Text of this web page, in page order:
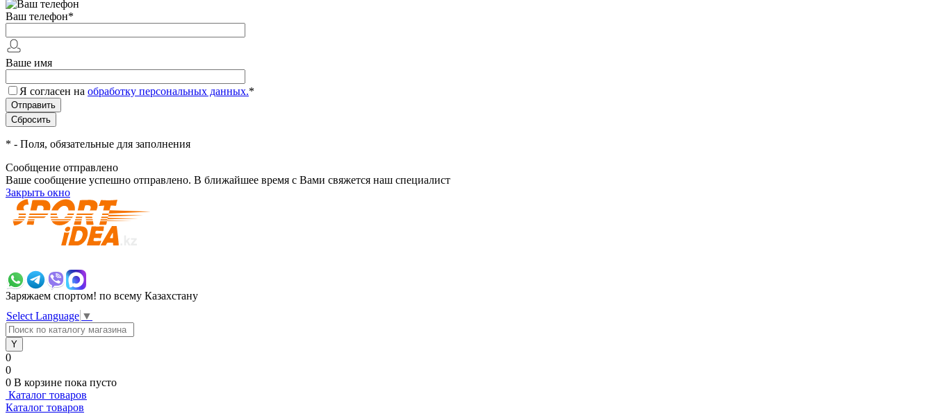
Ваш телефон*
Ваше имя
Я согласен на обработку персональных данных.*
* - Поля, обязательные для заполнения
Сообщение отправлено
Ваше сообщение успешно отправлено. В ближайшее время с Вами свяжется наш специалист
Закрыть окно
Заряжаем спортом! по всему Казахстану
Select Language ▼
0
0
0 В корзине пока пусто
Каталог товаров
Каталог товаров